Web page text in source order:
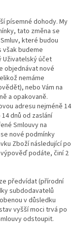
písemné dohody. My
tato změna se
které budou
však budeme
účet
objednávat nové
nemáme
nebo Vám na
a opakovaně.
adresu nejméně 14
dnů od zaslání
Smlouvy na
nové podmínky
Zboží následující po
podáte, činí 2
předvídat (přírodní
subdodavatelů
v důsledku
vyšší moci trvá po
odstoupit.